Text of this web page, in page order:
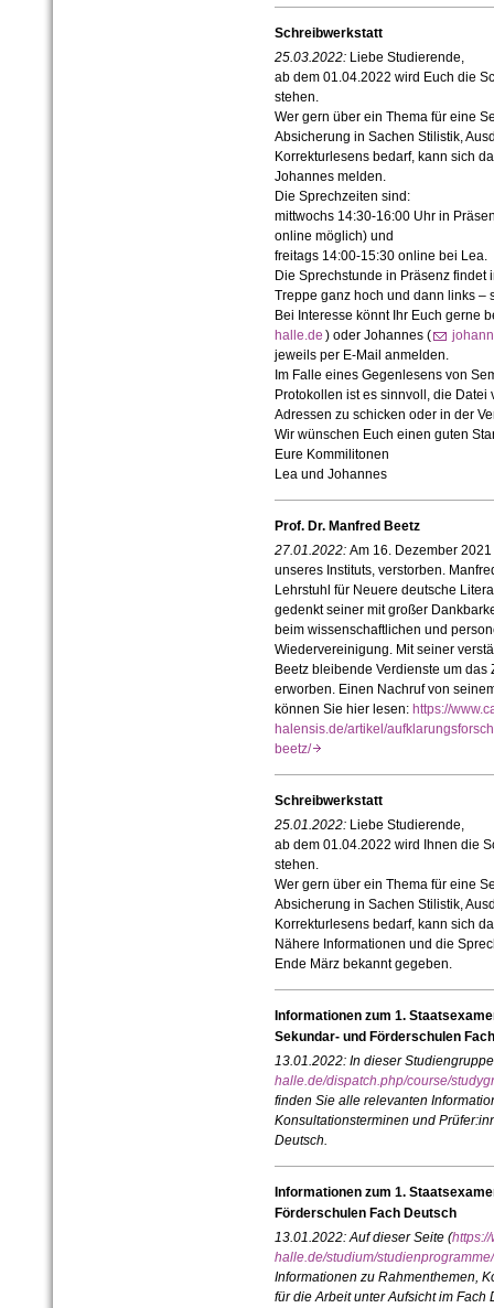
Schreibwerkstatt
25.03.2022: Liebe Studierende,
ab dem 01.04.2022 wird Euch die
stehen.
Wer gern über ein Thema für eine
Absicherung in Sachen Stilistik,
Korrekturlesens bedarf, kann sich
Johannes melden.
Die Sprechzeiten sind:
mittwochs 14:30-16:00 Uhr in
online möglich) und
freitags 14:00-15:30 online bei Lea.
Die Sprechstunde in Präsenz findet
Treppe ganz hoch und dann links –
Bei Interesse könnt Ihr Euch gerne
halle.de ) oder Johannes (
jeweils per E-Mail anmelden.
Im Falle eines Gegenlesens von
Protokollen ist es sinnvoll, die
Adressen zu schicken oder in der
Wir wünschen Euch einen guten
Eure Kommilitonen
Lea und Johannes
Prof. Dr. Manfred Beetz
27.01.2022: Am 16. Dezember
unseres Instituts, verstorben.
Lehrstuhl für Neuere deutsche
gedenkt seiner mit großer
beim wissenschaftlichen und
Wiedervereinigung. Mit seiner
Beetz bleibende Verdienste um das
erworben. Einen Nachruf von
können Sie hier lesen: https://
halensis.de/artikel/
beetz/
Schreibwerkstatt
25.01.2022: Liebe Studierende,
ab dem 01.04.2022 wird Ihnen die
stehen.
Wer gern über ein Thema für eine
Absicherung in Sachen Stilistik,
Korrekturlesens bedarf, kann sich
Nähere Informationen und die
Ende März bekannt gegeben.
Informationen zum 1.
Sekundar- und Förderschulen
13.01.2022: In dieser
halle.de/dispatch.php/course/
finden Sie alle relevanten
Konsultationsterminen und
Deutsch.
Informationen zum 1.
Förderschulen Fach Deutsch
13.01.2022: Auf dieser Seite (
halle.de/studium/
Informationen zu Rahmenthemen,
für die Arbeit unter Aufsicht im Fach